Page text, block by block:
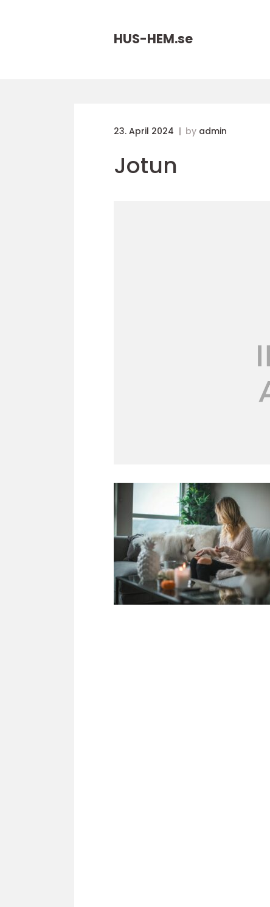
HUS-HEM.se
23. April 2024 by admin
Jotun